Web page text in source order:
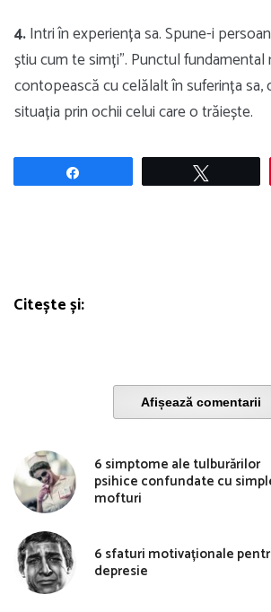
4.Intri în experiența sa. Spune-i
știu cum te simți”. Punctul
contopească cu celălalt în suferința sa,
situația prin ochii celui care o trăiește.
Citește și:
Afișează comentarii
6 simptome ale tulburărilor
psihice confundate cu
mofturi
6 sfaturi motivaționale
depresie